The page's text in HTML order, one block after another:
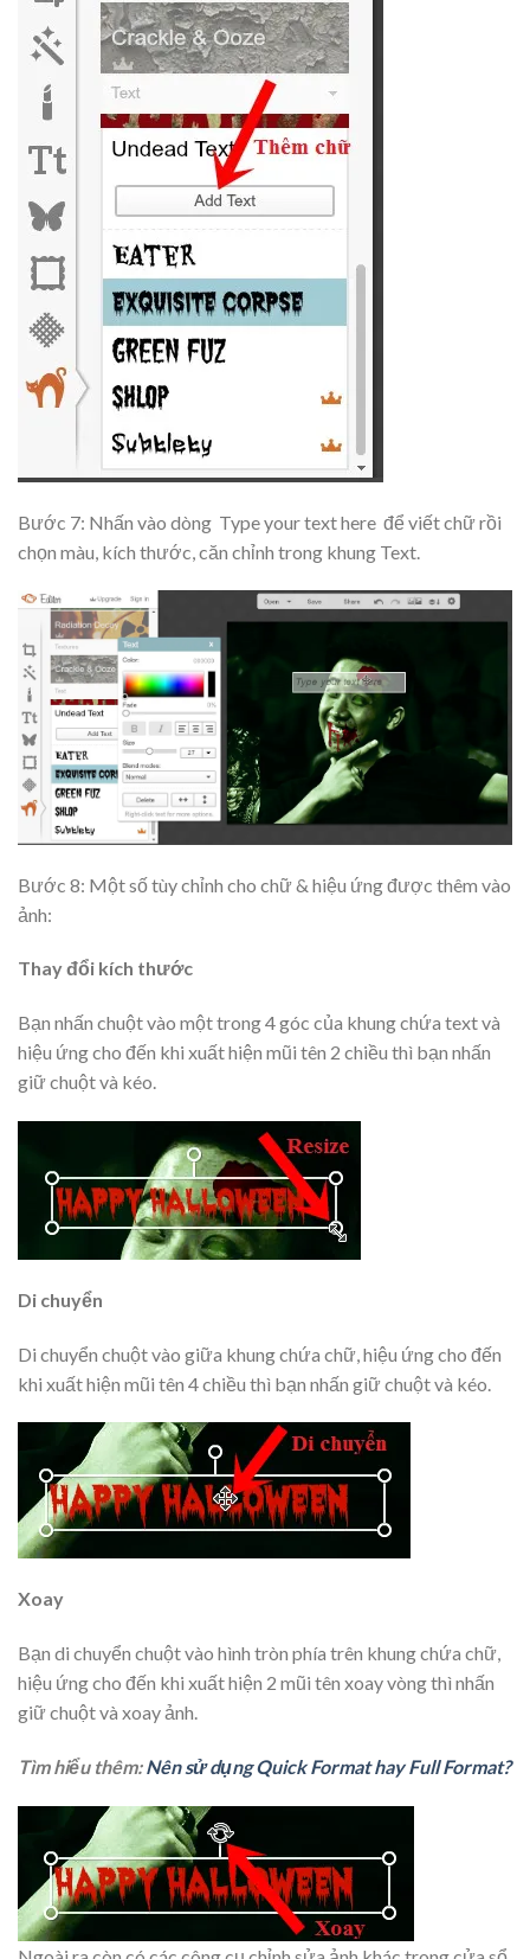
Bước 7: Nhấn vào dòng Type your text here để viết chữ rồi
chọn màu, kích thước, căn chỉnh trong khung Text.
Bước 8: Một số tùy chỉnh cho chữ & hiệu ứng được thêm vào
ảnh:
Thay đổi kích thước
Bạn nhấn chuột vào một trong 4 góc của khung chứa text và
hiệu ứng cho đến khi xuất hiện mũi tên 2 chiều thì bạn nhấn
giữ chuột và kéo.
Di chuyển
Di chuyển chuột vào giữa khung chứa chữ, hiệu ứng cho đến
khi xuất hiện mũi tên 4 chiều thì bạn nhấn giữ chuột và kéo.
Xoay
Bạn di chuyển chuột vào hình tròn phía trên khung chứa chữ,
hiệu ứng cho đến khi xuất hiện 2 mũi tên xoay vòng thì nhấn
giữ chuột và xoay ảnh.
Tìm hiểu thêm:Nên sử dụng Quick Format hay Full Format?